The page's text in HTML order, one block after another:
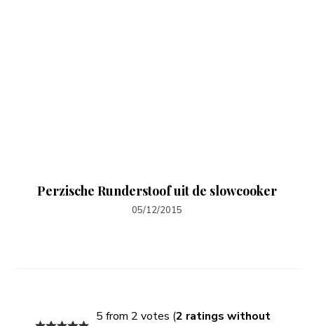
Perzische Runderstoof uit de slowcooker
05/12/2015
5 from 2 votes (2 ratings without